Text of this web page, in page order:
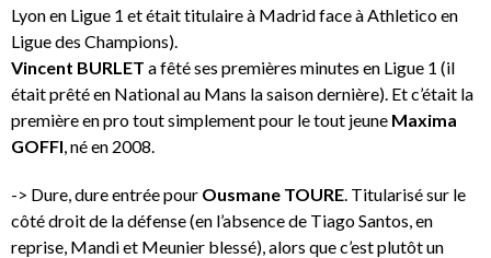
Lyon en Ligue 1 et était titulaire à Madrid face à Athletico en
Ligue des Champions).
Vincent BURLET a fêté ses premières minutes en Ligue 1 (il
était prêté en National au Mans la saison dernière). Et c’était la
première en pro tout simplement pour le tout jeune Maxima
GOFFI, né en 2008.
-> Dure, dure entrée pour Ousmane TOURE. Titularisé sur le
côté droit de la défense (en l’absence de Tiago Santos, en
reprise, Mandi et Meunier blessé), alors que c’est plutôt un